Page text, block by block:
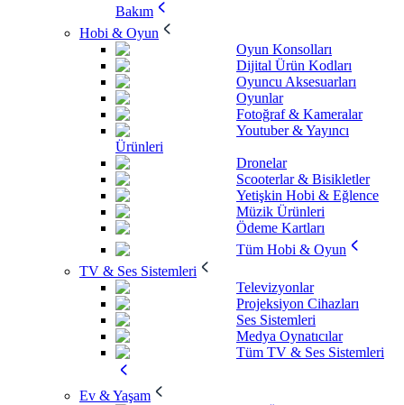
Bakım
Hobi & Oyun
Oyun Konsolları
Dijital Ürün Kodları
Oyuncu Aksesuarları
Oyunlar
Fotoğraf & Kameralar
Youtuber & Yayıncı
Ürünleri
Dronelar
Scooterlar & Bisikletler
Yetişkin Hobi & Eğlence
Müzik Ürünleri
Ödeme Kartları
Tüm Hobi & Oyun
TV & Ses Sistemleri
Televizyonlar
Projeksiyon Cihazları
Ses Sistemleri
Medya Oynatıcılar
Tüm TV & Ses Sistemleri
Ev & Yaşam